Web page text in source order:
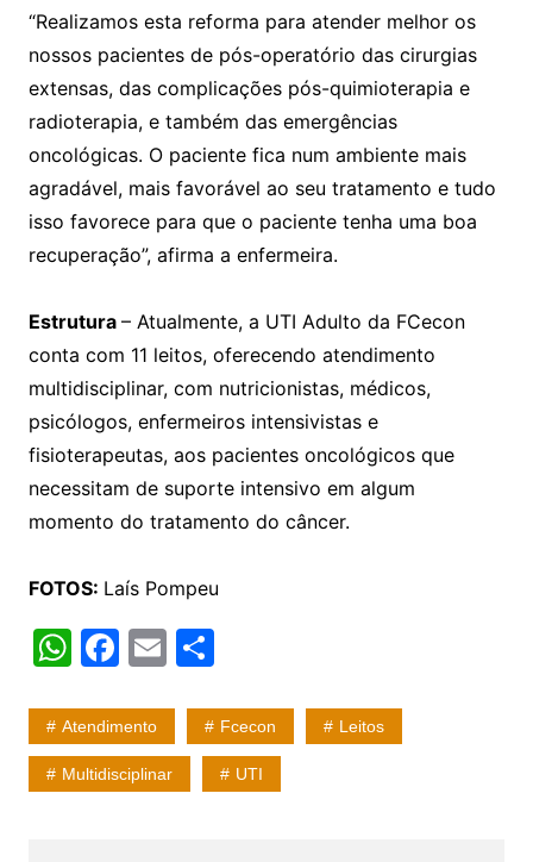
“Realizamos esta reforma para atender melhor os
nossos pacientes de pós-operatório das cirurgias
extensas, das complicações pós-quimioterapia e
radioterapia, e também das emergências
oncológicas. O paciente fica num ambiente mais
agradável, mais favorável ao seu tratamento e tudo
isso favorece para que o paciente tenha uma boa
recuperação”, afirma a enfermeira.
Estrutura – Atualmente, a UTI Adulto da FCecon
conta com 11 leitos, oferecendo atendimento
multidisciplinar, com nutricionistas, médicos,
psicólogos, enfermeiros intensivistas e
fisioterapeutas, aos pacientes oncológicos que
necessitam de suporte intensivo em algum
momento do tratamento do câncer.
FOTOS: Laís Pompeu
W
at
s
A
F
c
e
b
E
ai
l
S
ar
e
Atendimento Fcecon Leitos
Multidisciplinar UTI